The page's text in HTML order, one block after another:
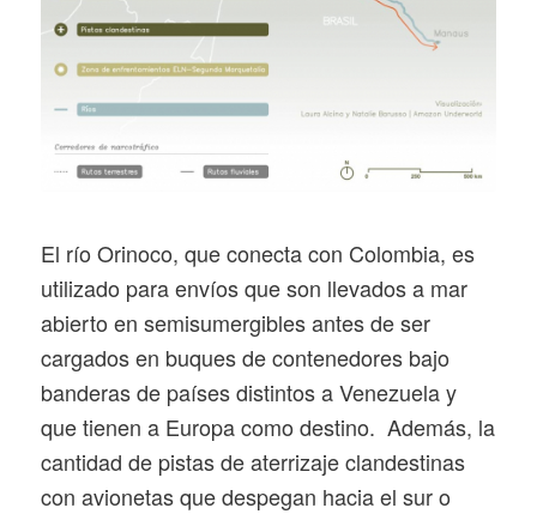
El río Orinoco, que conecta con Colombia, es
utilizado para envíos que son llevados a mar
abierto en semisumergibles antes de ser
cargados en buques de contenedores bajo
banderas de países distintos a Venezuela y
que tienen a Europa como destino. Además, la
cantidad de pistas de aterrizaje clandestinas
con avionetas que despegan hacia el sur o